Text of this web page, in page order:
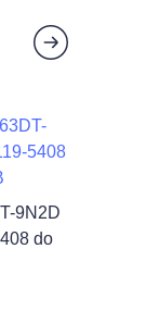
9N2D
do